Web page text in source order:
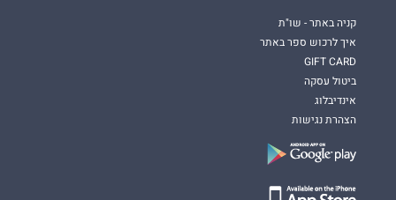
קניה באתר - שו"ת
איך לרכוש ספר באתר
GIFT CARD
ביטול עסקה
אינדיבלוג
הצהרת נגישות